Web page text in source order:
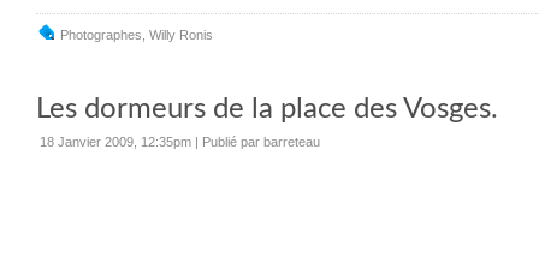
Photographes Willy Ronis
Les dormeurs de la place des Vosges.
18 Janvier 2009, 12:35pm Publié par barreteau